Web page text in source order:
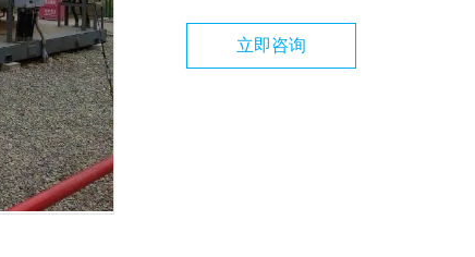
立即咨询